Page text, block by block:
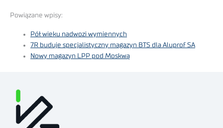
Powiązane wpisy:
Pół wieku nadwozi wymiennych
7R buduje specjalistyczny magazyn BTS dla Aluprof SA
Nowy magazyn LPP pod Moskwą